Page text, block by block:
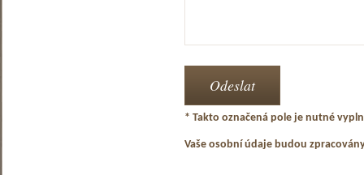
* Takto označená pole je nutné
Vaše osobní údaje budou